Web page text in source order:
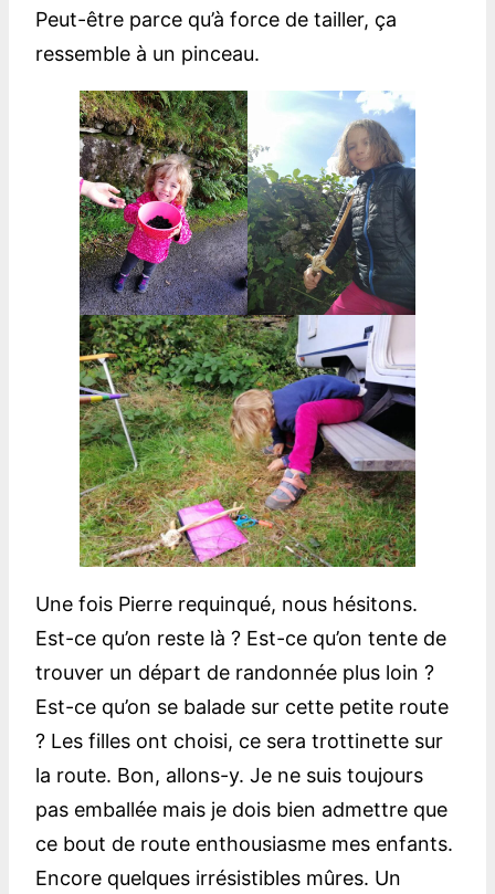
Peut-être parce qu’à force de tailler, ça
ressemble à un pinceau.
Une fois Pierre requinqué, nous hésitons.
Est-ce qu’on reste là ? Est-ce qu’on tente de
trouver un départ de randonnée plus loin ?
Est-ce qu’on se balade sur cette petite route
? Les filles ont choisi, ce sera trottinette sur
la route. Bon, allons-y. Je ne suis toujours
pas emballée mais je dois bien admettre que
ce bout de route enthousiasme mes enfants.
Encore quelques irrésistibles mûres. Un